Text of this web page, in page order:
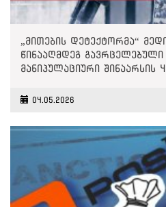
„მითების დეტექტორმა“
წინააღმდეგ
მანიპულაციური შინაარსის
04.05.2026